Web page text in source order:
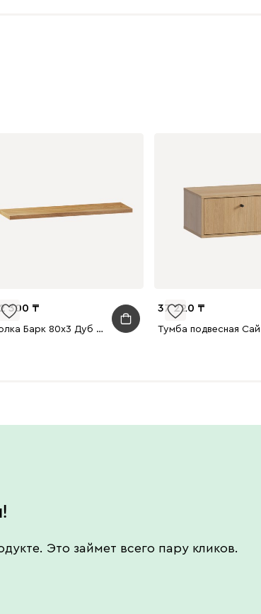
300
Полка Барк 80x3 Дуб натуральный
37 220
Это займет всего пару кликов.